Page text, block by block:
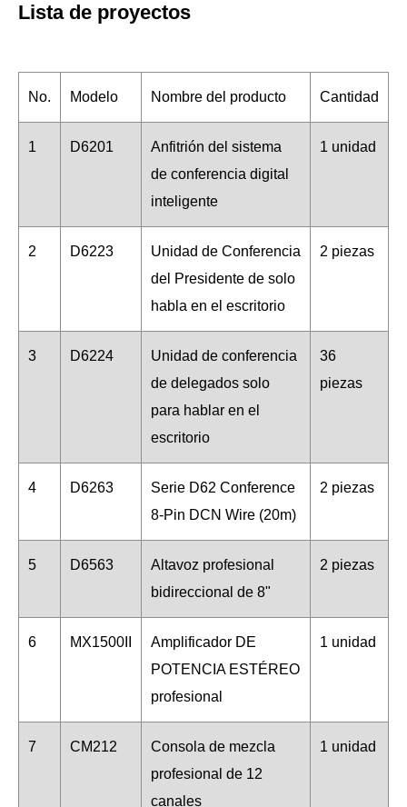
Lista de proyectos
No. Modelo Nombre del producto Cantidad
1 D6201
Anfitrión del sistema
de conferencia digital
inteligente
1 unidad
2 D6223
Unidad de Conferencia
del Presidente de solo
habla en el escritorio
2 piezas
3 D6224
Unidad de conferencia
de delegados solo
para hablar en el
escritorio
36
piezas
4 D6263
Serie D62 Conference
8-Pin DCN Wire (20m)
2 piezas
5 D6563
Altavoz profesional
bidireccional de 8"
2 piezas
6 MX1500II
Amplificador DE
POTENCIA ESTÉREO
profesional
1 unidad
7 CM212
Consola de mezcla
profesional de 12
canales
1 unidad